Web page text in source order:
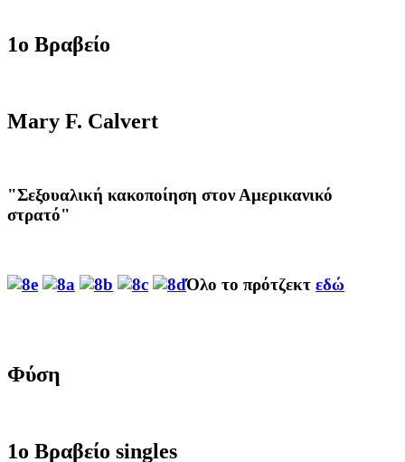
1ο Βραβείο
Mary F. Calvert
"Σεξουαλική κακοποίηση στον Αμερικανικό
στρατό"
Όλο το πρότζεκτ εδώ
Φύση
1ο Βραβείο singles